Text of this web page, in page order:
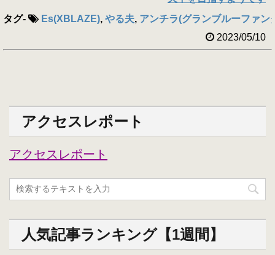
タグ- Es(XBLAZE), やる夫, アンチラ(グランブルーファン
2023/05/10
アクセスレポート
アクセスレポート
人気記事ランキング【1週間】